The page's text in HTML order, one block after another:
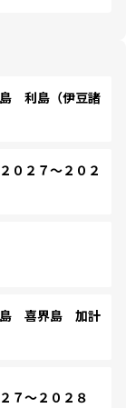
利島（伊豆諸
２７～２０２
喜界島 加計
～２０２８